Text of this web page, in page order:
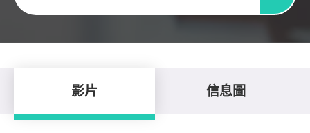
影片 信息圖